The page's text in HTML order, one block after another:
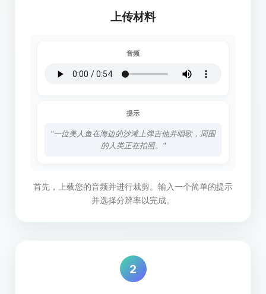
上传材料
音频
提示
"一位美人鱼在海边的沙滩上弹吉他并唱歌，周围
的人类正在拍照。"
首先，上载您的音频并进行裁剪。输入一个简单的提示
并选择分辨率以完成。
2